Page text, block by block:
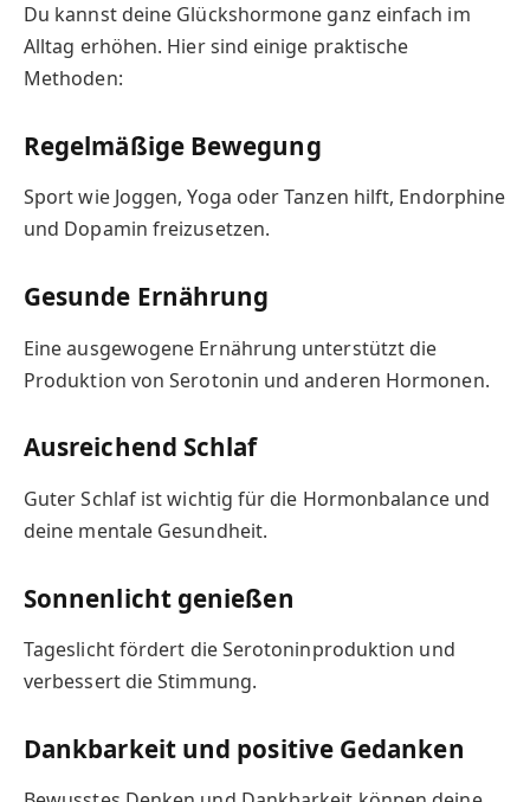
Du kannst deine Glückshormone ganz einfach im
Alltag erhöhen. Hier sind einige praktische
Methoden:
Regelmäßige Bewegung
Sport wie Joggen, Yoga oder Tanzen hilft, Endorphine
und Dopamin freizusetzen.
Gesunde Ernährung
Eine ausgewogene Ernährung unterstützt die
Produktion von Serotonin und anderen Hormonen.
Ausreichend Schlaf
Guter Schlaf ist wichtig für die Hormonbalance und
deine mentale Gesundheit.
Sonnenlicht genießen
Tageslicht fördert die Serotoninproduktion und
verbessert die Stimmung.
Dankbarkeit und positive Gedanken